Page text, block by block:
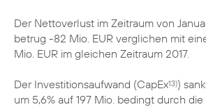
Der Nettoverlust im Zeitraum von
betrug -82 Mio. EUR verglichen mit
Mio. EUR im gleichen Zeitraum 2017.
Der Investitionsaufwand (CapEx13))
um 5,6% auf 197 Mio. bedingt durch